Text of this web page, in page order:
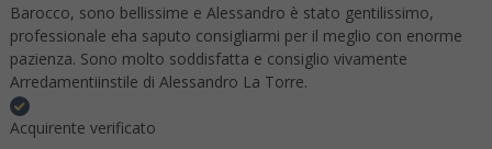
Barocco, sono bellissime e Alessandro è stato gentilissimo,
professionale eha saputo consigliarmi per il meglio con enorme
pazienza. Sono molto soddisfatta e consiglio vivamente
Arredamentiinstile di Alessandro La Torre.
Acquirente verificato